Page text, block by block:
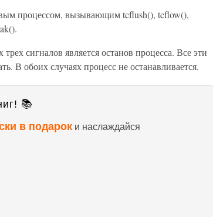
процессом, вызывающим tcflush(), tcflow(),
сигналов является останов процесса. Все эти
В обоих случаях процесс не останавливается.
📚
в подарок и наслаждайся